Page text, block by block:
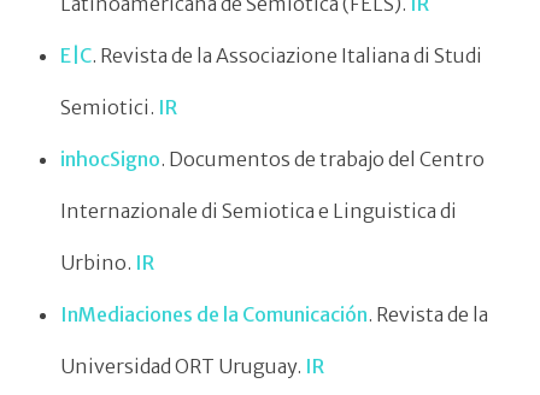
E|C. Revista de la Associazione Italiana di Studi
Semiotici. IR
inhocSigno. Documentos de trabajo del Centro
Internazionale di Semiotica e Linguistica di
Urbino. IR
InMediaciones de la Comunicación. Revista de la
Universidad ORT Uruguay. IR